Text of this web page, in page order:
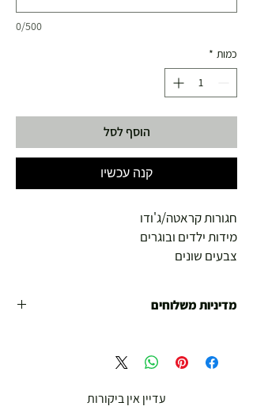
0/500
כמות *
הוסף לסל
קנה עכשיו
חגורות קראטה/ג'ודו
מידות ילדים ובוגרים
צבעים שונים
מדיניות משלוחים
עדיין אין ביקורות